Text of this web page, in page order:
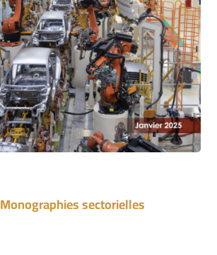
Monographies sectorielles